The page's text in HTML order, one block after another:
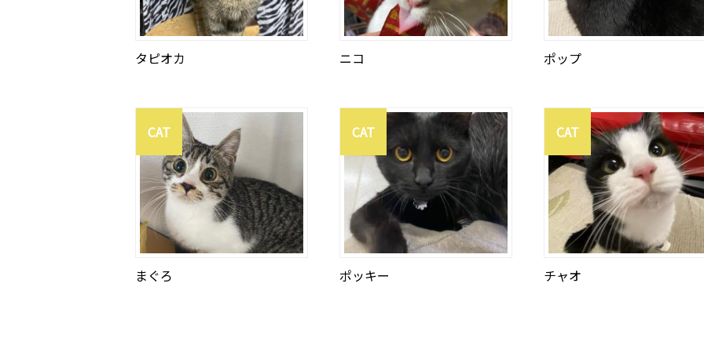
タピオカ ニコ ポップ
CAT
まぐろ
CAT
ポッキー
CAT
チャオ